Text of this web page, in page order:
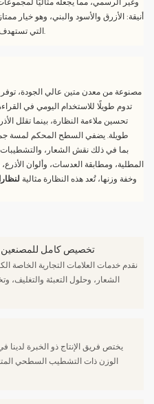
وغير الرسمي، مما يجعله مثاليًا
أنيقة: الأزرق والأسود والبني، وهو خيار
التي تستهدف المستهلكين الناضجين والمهتمين بالموضة.
مصنوعة من معدن متين عالي الجودة، توفر
تدوم طويلًا للاستخدام اليومي في
تحسين ملاءمة النظارة، بينما تقلل
طويلة. يضفي السطح المحكم لمسة
المطلية، ومطابقة العدسات، وألوان
وخفة وزنها، تُعد هذه النظارة مثالية
تخصيص كامل للمصنعين
نقدم خدمات العلامات التجارية الخاصة
الشعار، وحلول التعبئة
يختص فريق الإنتاج ذو الخبرة لدينا
الوزن ذات التشطيب السطحي